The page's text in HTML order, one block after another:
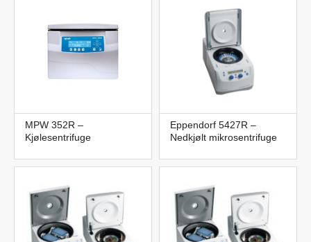
MPW 352R –
Kjølesentrifuge
Eppendorf 5427R –
Nedkjølt mikrosentrifuge